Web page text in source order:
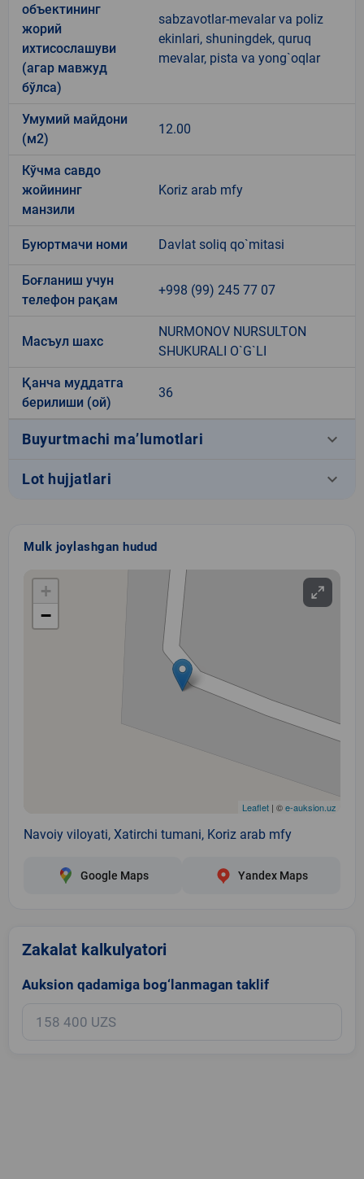
объектининг
жорий
ихтисослашуви
(агар мавжуд
бўлса)
sabzavotlar-mevalar va poliz
ekinlari, shuningdek, quruq
mevalar, pista va yong`oqlar
Умумий майдони
(м2)
12.00
Кўчма савдо
жойининг
манзили
Koriz arab mfy
Буюртмачи номи Davlat soliq qo`mitasi
Боғланиш учун
телефон рақам
+998 (99) 245 77 07
Масъул шахс
NURMONOV NURSULTON
SHUKURALI O`G`LI
Қанча муддатга
берилиши (ой)
36
Buyurtmachi ma’lumotlari keyboard_arrow_down
Lot hujjatlari keyboard_arrow_down
Mulk joylashgan hudud
+
−
Leaflet | ©e-auksion.uz
Navoiy viloyati, Xatirchi tumani, Koriz arab mfy
Google Maps Yandex Maps
Zakalat kalkulyatori
Auksion qadamiga bog‘lanmagan taklif